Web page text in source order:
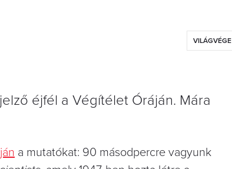
VILÁGVÉGE
éjfél a Végítélet Óráján. Mára
a mutatókat: 90 másodpercre vagyunk